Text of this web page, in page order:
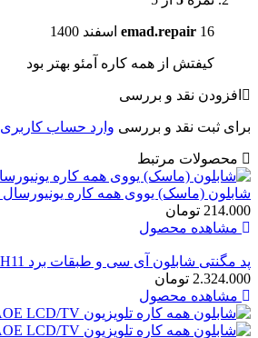
emad.repair 16 اسفند 1400
کیفتش از همه کاره آمئو بهتر بود
افزودن نقد و بررسی
برای ثبت نقد و بررسی وارد حساب کاربری
محصولات مرتبط
شابلون (ماسک) یووی همه کاره یونیورسال AMAOE
214.000 تومان
مشاهده محصول
پد مگنتی شابلون آی سی و طبقات برد 2UUL BH11
2.324.000 تومان
مشاهده محصول